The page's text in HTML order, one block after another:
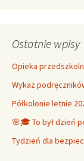
Ostatnie wpisy
Opieka
Wykaz
Półkolonie letnie
🌸🎓 To był dzień
Tydzień dla